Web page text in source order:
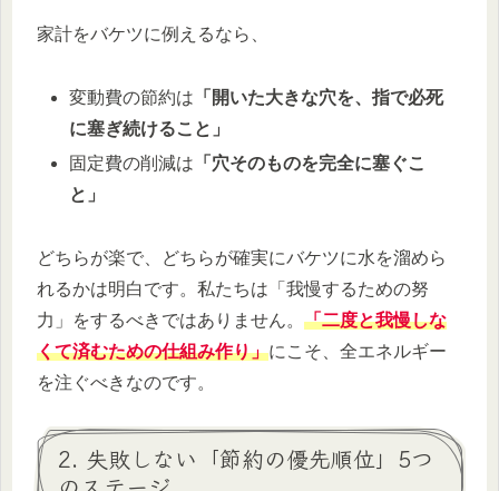
家計をバケツに例えるなら、
変動費の節約は 「開いた大きな穴を、指で必死
に塞ぎ続けること」
固定費の削減は 「穴そのものを完全に塞ぐこ
と」
どちらが楽で、どちらが確実にバケツに水を溜めら
れるかは明白です。私たちは「我慢するための努
力」をするべきではありません。 「二度と我慢しな
くて済むための仕組み作り」にこそ、全エネルギー
を注ぐべきなのです。
2. 失敗しない「節約の優先順位」5つ